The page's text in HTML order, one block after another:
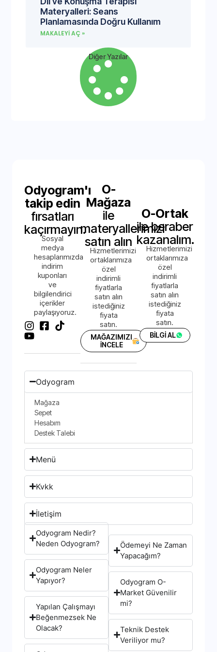
Materyalleri: Seans
Planlamasında Doğru Kullanım
MAKALEYI AÇ »
Diğer Yazılar
Odyogram'ı
takip edin
fırsatları
kaçırmayın.
Sosyal
medya
hesaplarımızda
indirim
kuponları
ve
bilgilendirici
içerikler
paylaşıyoruz.
O-
Mağaza
ile
materyallerimizi
satın alın
Hizmetlerimizi
ortaklarımıza
özel
indirimli
fiyatlarla
satın alın
istediğiniz
fiyata
satın.
MAĞAZIMIZI
İNCELE
O-Ortak
ile beraber
kazanalım.
Hizmetlerimizi
ortaklarımıza
özel
indirimli
fiyatlarla
satın alın
istediğiniz
fiyata
satın.
BİLGİ AL
Odyogram
Mağaza
Sepet
Hesabım
Destek Talebi
Menü
Kvkk
İletişim
Odyogram Nedir?
Neden Odyogram?
Odyogram Neler
Yapıyor?
Yapılan Çalışmayı
Beğenmezsek Ne
Olacak?
Ödemeyi Ne Zaman
Yapacağım?
Odyogram O-
Market Güvenilir
mi?
Teknik Destek
Veriliyor mu?